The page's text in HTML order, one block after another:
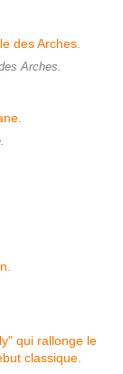
Arches.